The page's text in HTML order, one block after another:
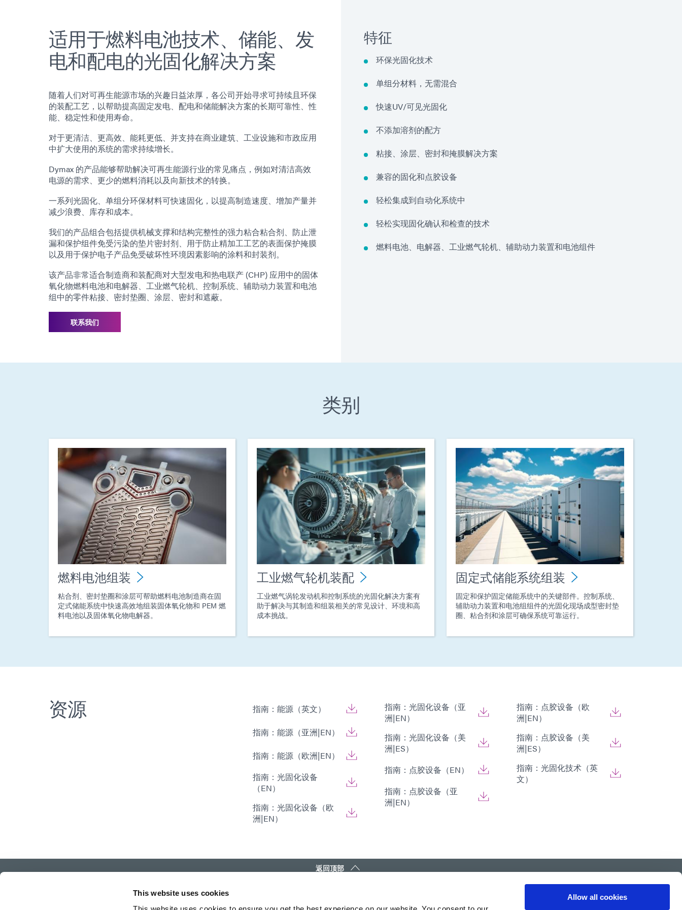
This website uses cookies
Allow all cookies
适用于燃料电池技术、储能、发
电和配电的光固化解决方案
随着人们对可再生能源市场的兴趣日益浓厚，各公司开始寻求可持续且环保
的装配工艺，以帮助提高固定发电、配电和储能解决方案的长期可靠性、性
能、稳定性和使用寿命。
对于更清洁、更高效、能耗更低、并支持在商业建筑、工业设施和市政应用
中扩大使用的系统的需求持续增长。
Dymax 的产品能够帮助解决可再生能源行业的常见痛点，例如对清洁高效
电源的需求、更少的燃料消耗以及向新技术的转换。
一系列光固化、单组分环保材料可快速固化，以提高制造速度、增加产量并
减少浪费、库存和成本。
我们的产品组合包括提供机械支撑和结构完整性的强力粘合粘合剂、防止泄
漏和保护组件免受污染的垫片密封剂、用于防止精加工工艺的表面保护掩膜
以及用于保护电子产品免受破坏性环境因素影响的涂料和封装剂。
该产品非常适合制造商和装配商对大型发电和热电联产 (CHP) 应用中的固体
氧化物燃料电池和电解器、工业燃气轮机、控制系统、辅助动力装置和电池
组中的零件粘接、密封垫圈、涂层、密封和遮蔽。
联系我们
特征
环保光固化技术
单组分材料，无需混合
快速UV/可见光固化
不添加溶剂的配方
粘接、涂层、密封和掩膜解决方案
兼容的固化和点胶设备
轻松集成到自动化系统中
轻松实现固化确认和检查的技术
燃料电池、电解器、工业燃气轮机、辅助动力装置和电池组件
类别
燃料电池组装
粘合剂、密封垫圈和涂层可帮助燃料电池制造商在固
定式储能系统中快速高效地组装固体氧化物和 PEM 燃
料电池以及固体氧化物电解器。
工业燃气轮机装配
工业燃气涡轮发动机和控制系统的光固化解决方案有
助于解决与其制造和组装相关的常见设计、环境和高
成本挑战。
固定式储能系统组装
固定和保护固定储能系统中的关键部件。控制系统、
辅助动力装置和电池组组件的光固化现场成型密封垫
圈、粘合剂和涂层可确保系统可靠运行。
资源
指南：能源（英文）
指南：能源（亚洲|EN）
指南：能源（欧洲|EN）
指南：光固化设备
（EN）
指南：光固化设备（欧
洲|EN）
指南：光固化设备（亚
洲|EN）
指南：光固化设备（美
洲|ES）
指南：点胶设备（EN）
指南：点胶设备（亚
洲|EN）
指南：点胶设备（欧
洲|EN）
指南：点胶设备（美
洲|ES）
指南：光固化技术（英
文）
返回顶部